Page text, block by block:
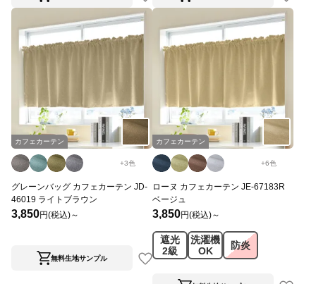
カフェカーテン
+3色
グレーンバッグ カフェカーテン JD-
46019 ライトブラウン
3,850円(税込)～
無料生地サンプル
カフェカーテン
+6色
ローヌ カフェカーテン JE-67183R
ベージュ
3,850円(税込)～
遮光
2級
洗濯機
OK
防炎